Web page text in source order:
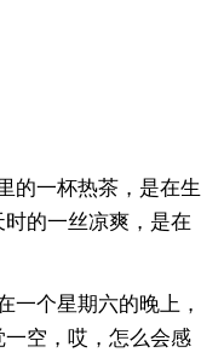
的一杯热茶，是在生
的一丝凉爽，是在
一个星期六的晚上，
空，哎，怎么会感